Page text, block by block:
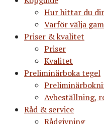
Hur hittar du
Varför välja
Priser & kvalitet
Priser
Kvalitet
Preliminärboka tegel
Avbeställning,
Råd & service
Rådgivning